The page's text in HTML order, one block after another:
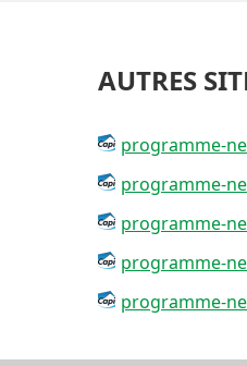
AUTRES
programme-
programme-
programme-
programme-
programme-